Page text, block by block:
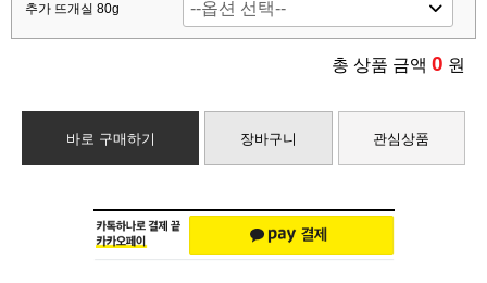
추가 뜨개실 80g
총 상품 금액 0 원
바로 구매하기 장바구니 관심상품